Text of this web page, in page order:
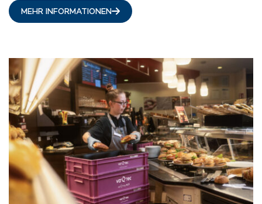
MEHR INFORMATIONEN